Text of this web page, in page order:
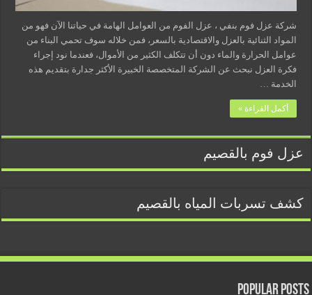
شركة عزل فوم بنفي ، عزل الفوم من العوامل الهامة في حياتنا الآن فهو من
المواد الثنائية بالعزل والاقتصادية بالسعر، فمن خلاله سوف تحمي البناء من
عوامل الحرارة والماء دون أن تتكلف الكثير من الأموال، فعندما نود إجراء
فكرة العزل نبحث عن الشركة المتخصصة الخبيرة الأكثر جدارة بتقديم هذه
الخدمة …
أكمل القراءة »
عزل فوم بالقصيم
كشف تسربات المياه بالقصيم
Popular Posts